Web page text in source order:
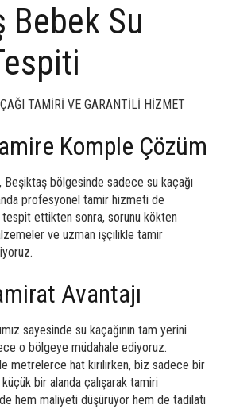
Bebek Su
TAMİRİ VE GARANTİLİ HİZMET
Komple Çözüm
bölgesinde sadece su kaçağı
profesyonel tamir hizmeti de
tespit ettikten sonra, sorunu kökten
ve uzman işçilikle tamir
Avantajı
sayesinde su kaçağının tam yerini
o bölgeye müdahale ediyoruz.
metrelerce hat kırılırken, biz sadece bir
bir alanda çalışarak tamiri
hem maliyeti düşürüyor hem de tadilatı